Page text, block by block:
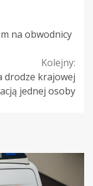
na obwodnicy
Kolejny:
drodze krajowej
jednej osoby